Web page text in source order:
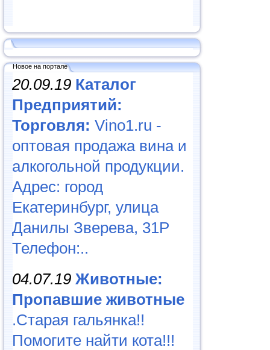
Новое на портале
20.09.19 Каталог
Предприятий:
Торговля: Vino1.ru -
оптовая продажа вина и
алкогольной продукции.
Адрес: город
Екатеринбург, улица
Данилы Зверева, 31Р
Телефон:..
04.07.19 Животные:
Пропавшие животные
.Старая гальянка!!
Помогите найти кота!!!